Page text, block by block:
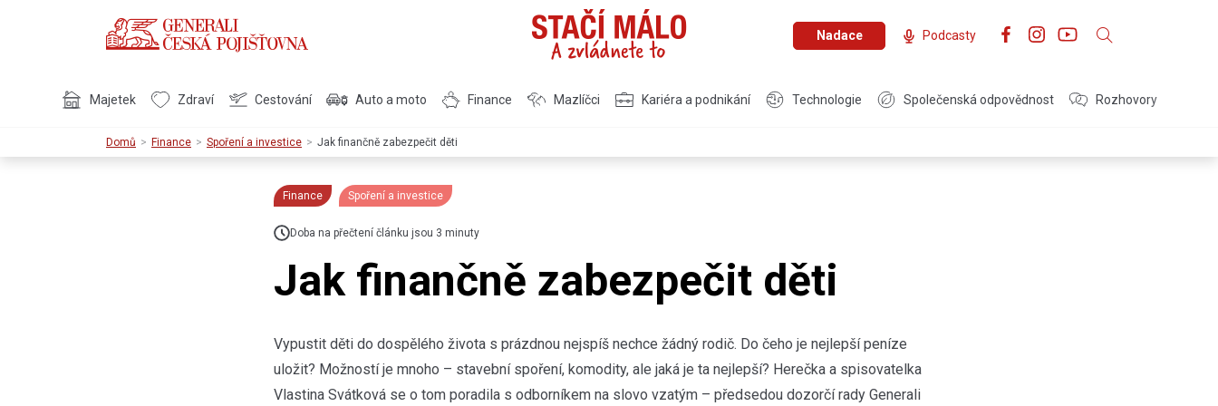
Nadace Podcasty
Majetek Zdraví Cestování Auto a moto Finance Mazlíčci Kariéra a podnikání Technologie Společenská odpovědnost Rozhovory
Domů Finance Spoření a investice Jak finančně zabezpečit děti
Finance Spoření a investice
Doba na přečtení článku jsou 3 minuty
Jak finančně zabezpečit děti
Vypustit děti do dospělého života s prázdnou nejspíš nechce žádný rodič. Do čeho je nejlepší peníze
uložit? Možností je mnoho – stavební spoření, komodity, ale jaká je ta nejlepší? Herečka a spisovatelka
Vlastina Svátková se o tom poradila s odborníkem na slovo vzatým – předsedou dozorčí rady Generali